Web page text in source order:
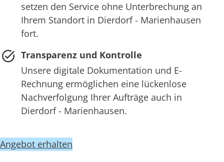
setzen den Service ohne Unterbrechung an
Ihrem Standort in Dierdorf - Marienhausen
fort.
Transparenz und Kontrolle
Unsere digitale Dokumentation und E-
Rechnung ermöglichen eine lückenlose
Nachverfolgung Ihrer Aufträge auch in
Dierdorf - Marienhausen.
Angebot erhalten